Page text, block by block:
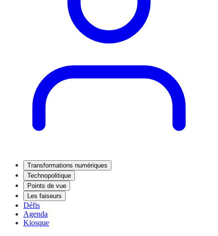
Transformations numériques
Technopolitique
Points de vue
Les faiseurs
Défis
Agenda
Kiosque